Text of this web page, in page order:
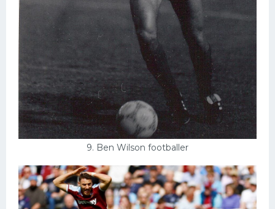
9. Ben Wilson footballer